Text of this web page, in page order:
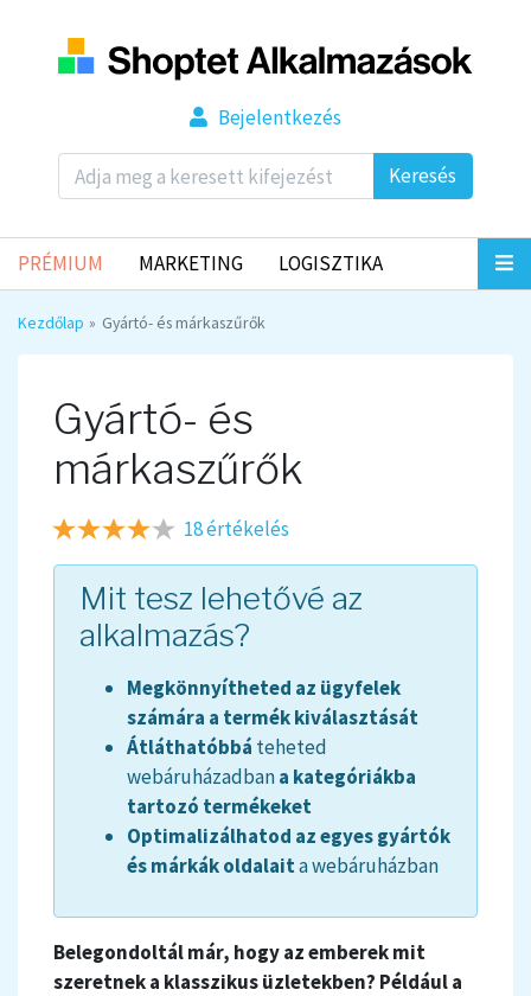
Keresés
Bejelentkezés
PRÉMIUM MARKETING LOGISZTIKA
Kezdőlap Gyártó- és márkaszűrők
Gyártó- és
márkaszűrők
18 értékelés
Mit tesz lehetővé az
alkalmazás?
Megkönnyítheted az ügyfelek
számára a termék kiválasztását
Átláthatóbbá teheted
webáruházadbana kategóriákba
tartozó termékeket
Optimalizálhatod az egyes gyártók
és márkák oldalaita webáruházban
Belegondoltál már, hogy az emberek mit
szeretnek a klasszikus üzletekben? Például a